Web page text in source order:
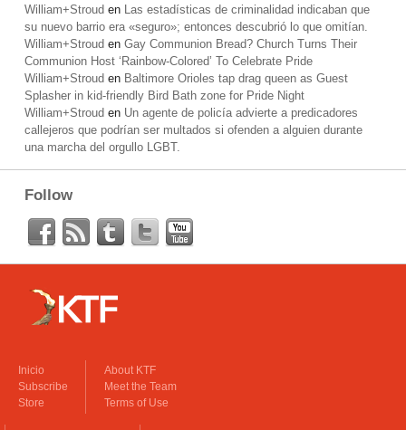
William+Stroud en Las estadísticas de criminalidad indicaban que
su nuevo barrio era «seguro»; entonces descubrió lo que omitían.
William+Stroud en Gay Communion Bread? Church Turns Their
Communion Host ‘Rainbow-Colored’ To Celebrate Pride
William+Stroud en Baltimore Orioles tap drag queen as Guest
Splasher in kid-friendly Bird Bath zone for Pride Night
William+Stroud en Un agente de policía advierte a predicadores
callejeros que podrían ser multados si ofenden a alguien durante
una marcha del orgullo LGBT.
Follow
Inicio
Subscribe
Store
About KTF
Meet the Team
Terms of Use